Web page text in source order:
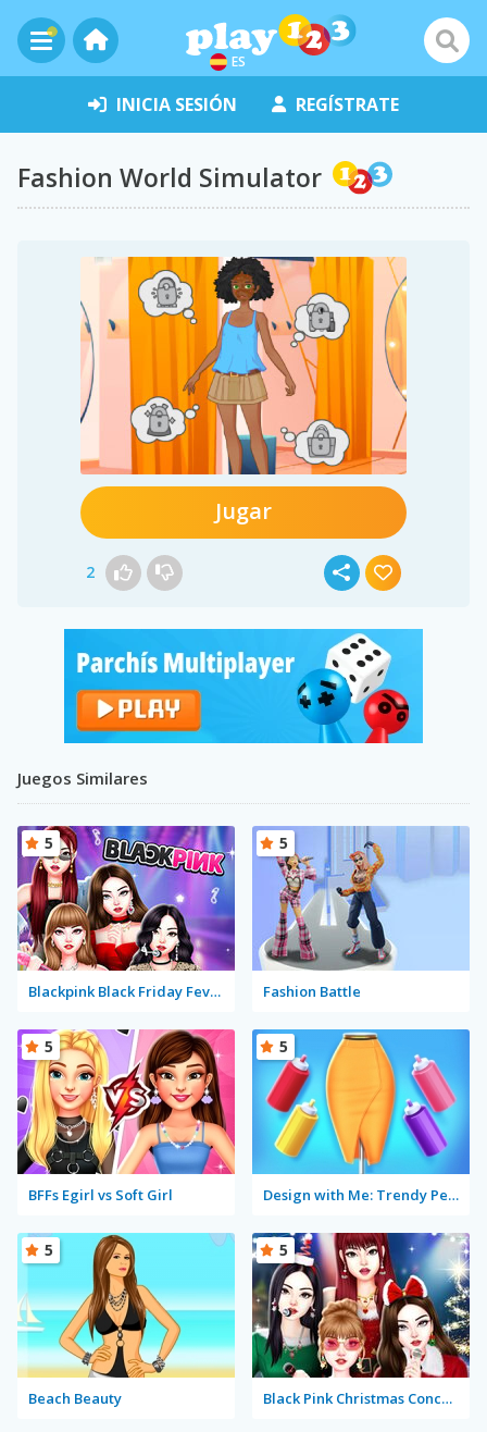
ES
INICIA SESIÓN REGÍSTRATE
Fashion World Simulator
Jugar
2
Juegos Similares
Blackpink Black Friday Fever
5
Fashion Battle
5
BFFs Egirl vs Soft Girl
5
Design with Me: Trendy Pencil skirt
5
Beach Beauty
5
Black Pink Christmas Concert
5